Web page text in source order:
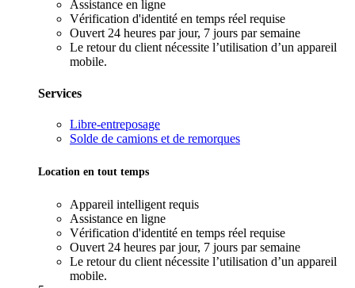
Assistance en ligne
Vérification d'identité en temps réel requise
Ouvert 24 heures par jour, 7 jours par semaine
Le retour du client nécessite l’utilisation d’un appareil
mobile.
Services
Libre-entreposage
Solde de camions et de remorques
Location en tout temps
Appareil intelligent requis
Assistance en ligne
Vérification d'identité en temps réel requise
Ouvert 24 heures par jour, 7 jours par semaine
Le retour du client nécessite l’utilisation d’un appareil
mobile.